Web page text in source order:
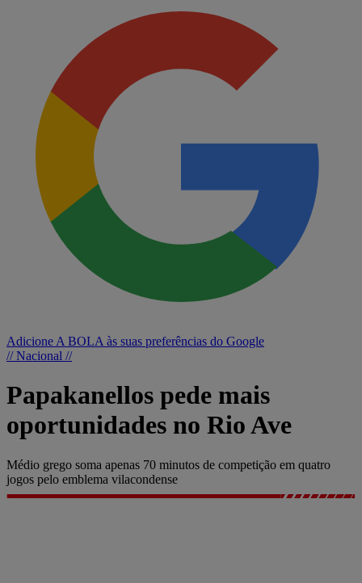
Adicione A BOLA às suas preferências do Google
// Nacional //
Papakanellos pede mais
oportunidades no Rio Ave
Médio grego soma apenas 70 minutos de competição em quatro
jogos pelo emblema vilacondense